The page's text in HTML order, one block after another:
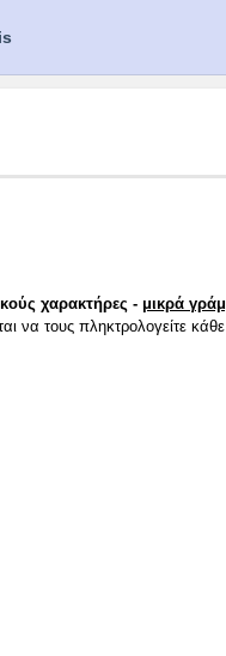
χαρακτήρες - μικρά
να τους πληκτρολογείτε